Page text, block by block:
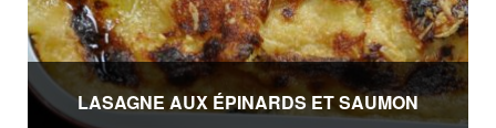
LASAGNE AUX ÉPINARDS ET SAUMON